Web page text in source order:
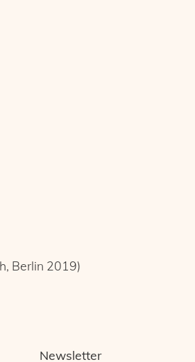
Berlin 2019)
Newsletter